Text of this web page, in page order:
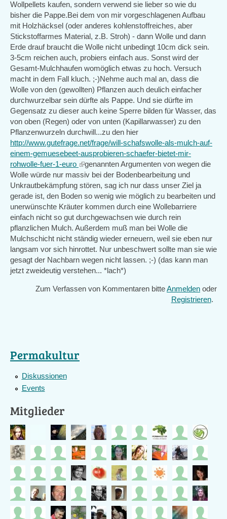
Wollpellets kaufen, sondern verwend sie lieber so wie du
bisher die Pappe.Bei dem von mir vorgeschlagenen Aufbau
mit Holzhäcksel (oder anderes kohlenstoffreiches, aber
Stickstoffarmes Material, z.B. Stroh) - dann Wolle und dann
Erde drauf braucht die Wolle nicht unbedingt 10cm dick sein.
3-5cm reichen auch, probiers einfach aus. Sonst wird der
Gesamt-Mulchhaufen womöglich etwas zu hoch. Versuch
macht in dem Fall kluch. ;-)Nehme auch mal an, dass die
Wolle von den (gewollten) Pflanzen auch deulich einfacher
durchwurzelbar sein dürfte als Pappe. Und sie dürfte im
Gegensatz zu dieser auch keine Sperre bilden für Wasser, das
von oben (Regen) oder von unten (Kapillarwasser) zu den
Pflanzenwurzeln durchwill...zu den hier
http://www.gutefrage.net/frage/will-schafswolle-als-mulch-auf-
einem-gemuesebeet-ausprobieren-schaefer-bietet-mir-
rohwolle-fuer-1-euro (link
is
external)
genannten Argumenten von wegen die
Wolle würde nur massiv bei der Bodenbearbeitung und
Unkrautbekämpfung stören, sag ich nur dass unser Ziel ja
gerade ist, den Boden so wenig wie möglich zu bearbeiten und
unerwünschte Kräuter kommen durch eine Wollebarriere
einfach nicht so gut durchgewachsen wie durch rein
pflanzlichen Mulch. Außerdem muß man bei Wolle die
Mulchschicht nicht ständig wieder erneuern, weil sie eben nur
langsam vor sich hinrottet. Nur unbeschwert sollte man sie wie
gesagt der Nachbarn wegen nicht lassen. ;-) (das kann man
jetzt zweideutig verstehen... *lach*)
Zum Verfassen von Kommentaren bitteAnmelden oder
Registrieren.
Permakultur
Diskussionen
Events
Mitglieder